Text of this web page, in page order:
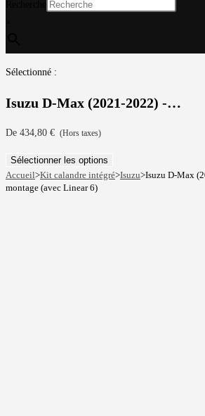
Sélectionné :
Isuzu D-Max (2021-2022) -…
De 434,80 € (Hors taxes)
Sélectionner les options
Accueil>Kit calandre intégré>Isuzu>Isuzu D-Max
montage (avec Linear 6)